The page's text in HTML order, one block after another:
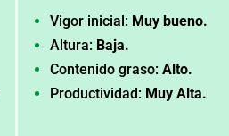
Vigor inicial: Muy bueno.
Altura: Baja.
Contenido graso:Alto.
Productividad: Muy Alta.